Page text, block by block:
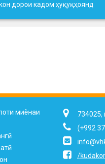
дорои кадом ҳуқуқҳоянд
миёнаи
(+992
/